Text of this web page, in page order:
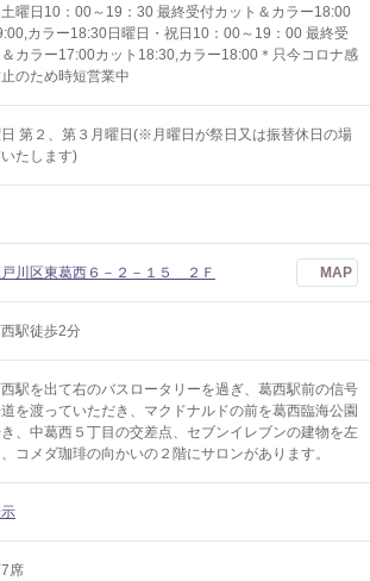
土曜日10：00～19：30 最終受付カット＆カラー18:00
カラー18:30日曜日・祝日10：00～19：00 最終受
カラー17:00カット18:30,カラー18:00＊只今コロナ感
のため時短営業中
第２、第３月曜日(※月曜日が祭日又は振替休日の場
たします)
川区東葛西６－２－１５ ２Ｆ MAP
駅徒歩2分
駅を出て右のバスロータリーを過ぎ、葛西駅前の信号
を渡っていただき、マクドナルドの前を葛西臨海公園
、中葛西５丁目の交差点、セブンイレブンの建物を左
コメダ珈琲の向かいの２階にサロンがあります。
席